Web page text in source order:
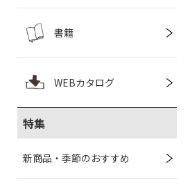
書籍
WEBカタログ
特集
新商品・季節のおすすめ